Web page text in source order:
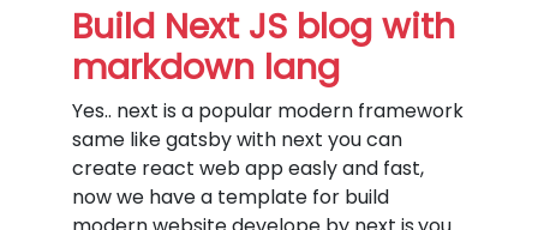
Build Next JS blog with
markdown lang
Yes.. next is a popular modern framework
same like gatsby with next you can
create react web app easly and fast,
now we have a template for build